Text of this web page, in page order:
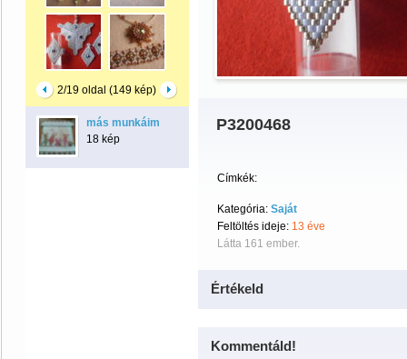
2/19 oldal (149 kép)
más munkáim
18 kép
P3200468
Címkék:
Kategória: Saját
Feltöltés ideje: 13 éve
Látta 161 ember.
Értékeld
Kommentáld!